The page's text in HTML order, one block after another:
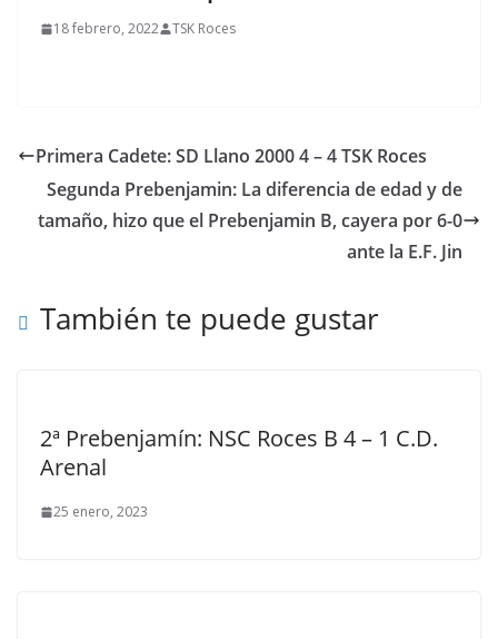
18 febrero, 2022 TSK Roces
Primera Cadete: SD Llano 2000 4 – 4 TSK Roces
Segunda Prebenjamin: La diferencia de edad y de
tamaño, hizo que el Prebenjamin B, cayera por 6-0
ante la E.F. Jin
También te puede gustar
2ª Prebenjamín: NSC Roces B 4 – 1 C.D.
Arenal
25 enero, 2023